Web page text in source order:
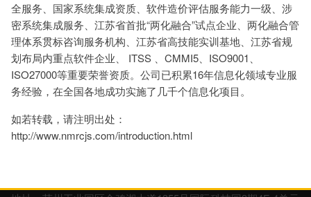
全服务、国家系统集成资质、软件造价评估服务能力一级、涉
密系统集成服务、江苏省首批“两化融合”试点企业、两化融合管
理体系贯标咨询服务机构、江苏省高技能实训基地、江苏省规
划布局内重点软件企业、 ITSS 、CMMI5、ISO9001、
ISO27000等重要荣誉资质。公司已积累16年信息化领域专业服
务经验，在全国各地成功实施了几千个信息化项目。
如若转载，请注明出处：
http://www.nmrcjs.com/introduction.html